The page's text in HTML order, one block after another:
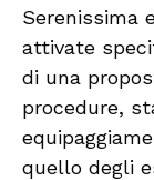
Serenissima
attivate
di una
procedure,
quello degli